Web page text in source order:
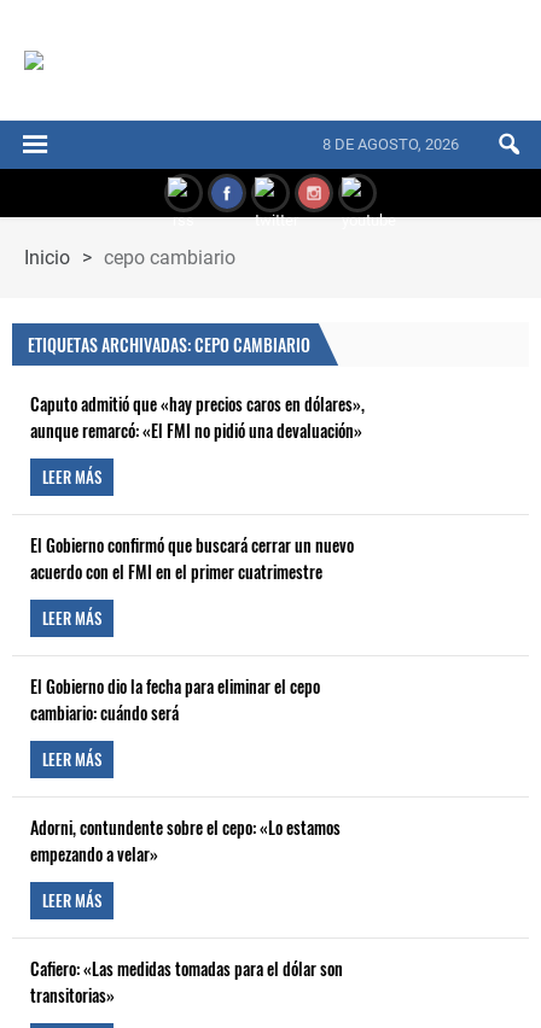
8 DE AGOSTO, 2026
Inicio > cepo cambiario
ETIQUETAS ARCHIVADAS: CEPO CAMBIARIO
Caputo admitió que «hay precios caros en dólares»,
aunque remarcó: «El FMI no pidió una devaluación»
LEER MÁS
El Gobierno confirmó que buscará cerrar un nuevo
acuerdo con el FMI en el primer cuatrimestre
LEER MÁS
El Gobierno dio la fecha para eliminar el cepo
cambiario: cuándo será
LEER MÁS
Adorni, contundente sobre el cepo: «Lo estamos
empezando a velar»
LEER MÁS
Cafiero: «Las medidas tomadas para el dólar son
transitorias»